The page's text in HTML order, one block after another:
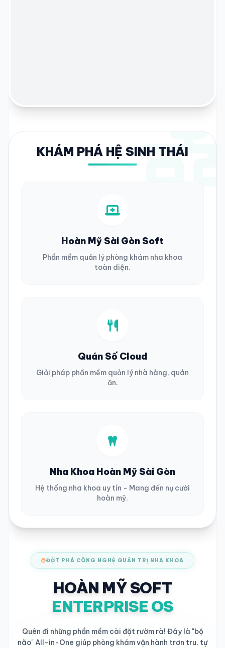
KHÁM PHÁ HỆ SINH THÁI
Hoàn Mỹ Sài Gòn Soft
Phần mềm quản lý phòng khám nha khoa
toàn diện.
Quán Số Cloud
Giải pháp phần mềm quản lý nhà hàng, quán
ăn.
Nha Khoa Hoàn Mỹ Sài Gòn
Hệ thống nha khoa uy tín - Mang đến nụ cười
hoàn mỹ.
ĐỘT PHÁ CÔNG NGHỆ QUẢN TRỊ NHA KHOA
HOÀN MỸ SOFT
ENTERPRISE OS
Quên đi những phần mềm cài đặt rườm rà! Đây là "bộ
não" All-in-One giúp phòng khám vận hành trơn tru, tự